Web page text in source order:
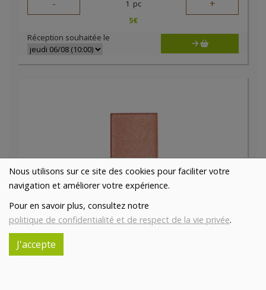
Nous utilisons sur ce site des cookies pour faciliter votre
navigation et améliorer votre expérience.
Pour en savoir plus, consultez notre
politique de confidentialité et de respect de la vie privée.
J'accepte
- 1 pc +
5€
Réception souhaitée le
Fard à paupières Etain irisé bio
5€/pc